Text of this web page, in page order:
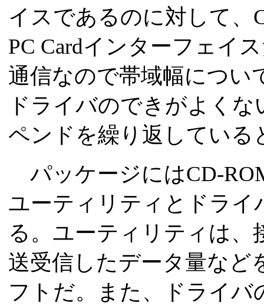
イスであるのに対して、
PC Cardインターフェイ
通信なので帯域幅につい
ドライバのできがよく
ペンドを繰り返している
パッケージにはCD-
ユーティリティとドラ
る。ユーティリティは、
送受信したデータ量など
フトだ。また、ドライ